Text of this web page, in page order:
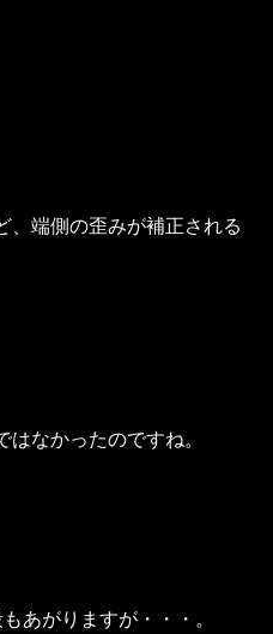
SYSTEM
、端側の歪みが補正される
はなかったのですね。
あがりますが・・・。